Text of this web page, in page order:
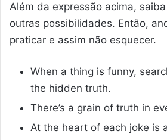
Além da expressão acima,
outras possibilidades. Então,
praticar e assim não esquecer.
When a thing is funny,
the hidden truth.
There’s a grain of truth in
At the heart of each joke is